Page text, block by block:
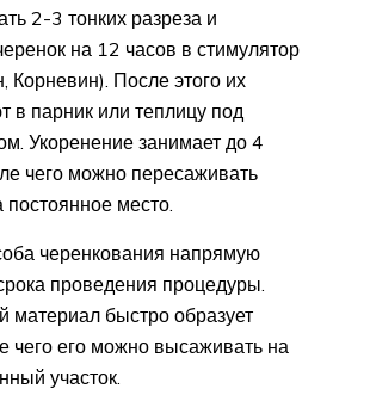
2-3 тонких разреза и
на 12 часов в стимулятор
Корневин). После этого их
в парник или теплицу под
Укоренение занимает до 4
чего можно пересаживать
место.
черенкования напрямую
проведения процедуры.
материал быстро образует
чего его можно высаживать на
участок.